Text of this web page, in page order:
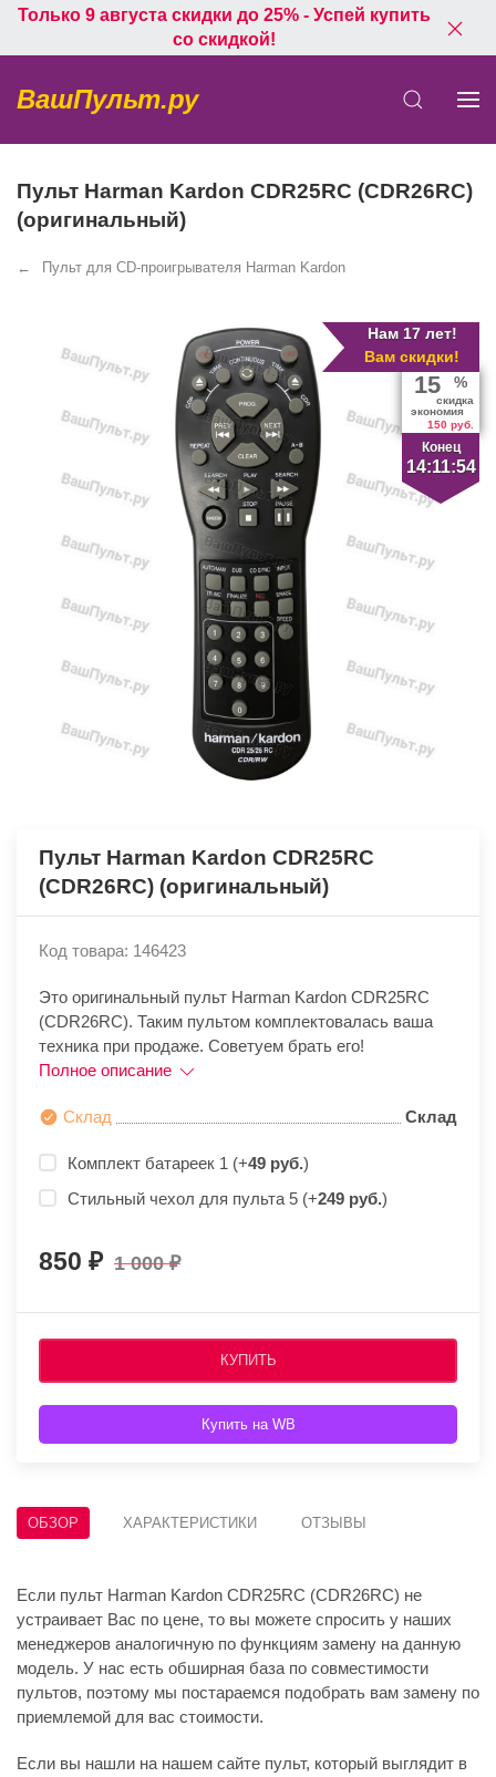
Только 9 августа скидки до 25% - Успей купить
со скидкой!
ВашПульт.ру
Пульт Harman Kardon CDR25RC (CDR26RC)
(оригинальный)
Пульт для CD-проигрывателя Harman Kardon
Нам 17 лет!
Вам скидки!
Конец
14:11:54
15 %
скидка
экономия
150 руб.
Пульт Harman Kardon CDR25RC
(CDR26RC) (оригинальный)
Код товара: 146423
Это оригинальный пульт Harman Kardon CDR25RC
(CDR26RC). Таким пультом комплектовалась ваша
техника при продаже. Советуем брать его!
Полное описание
Склад Склад
Комплект батареек 1 (+49 руб.)
Стильный чехол для пульта 5 (+249 руб.)
850 1 000
КУПИТЬ
Купить на WB
ОБЗОР ХАРАКТЕРИСТИКИ ОТЗЫВЫ
Если пульт Harman Kardon CDR25RC (CDR26RC) не
устраивает Вас по цене, то вы можете спросить у наших
менеджеров аналогичную по функциям замену на данную
модель. У нас есть обширная база по совместимости
пультов, поэтому мы постараемся подобрать вам замену по
приемлемой для вас стоимости.
Если вы нашли на нашем сайте пульт, который выглядит в